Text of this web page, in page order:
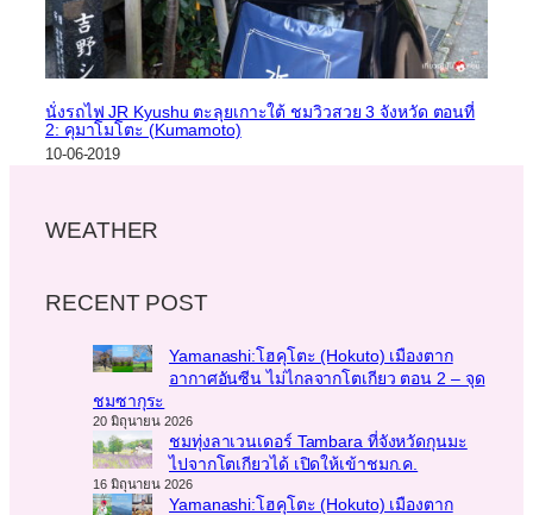
นั่งรถไฟ JR Kyushu ตะลุยเกาะใต้ ชมวิวสวย 3 จังหวัด ตอนที่
2: คุมาโมโตะ (Kumamoto)
10-06-2019
WEATHER
RECENT POST
Yamanashi:โฮคุโตะ (Hokuto) เมืองตาก
อากาศอันซีน ไม่ไกลจากโตเกียว ตอน 2 – จุด
ชมซากุระ
20 มิถุนายน 2026
ชมทุ่งลาเวนเดอร์ Tambara ที่จังหวัดกุนมะ
ไปจากโตเกียวได้ เปิดให้เข้าชมก.ค.
16 มิถุนายน 2026
Yamanashi:โฮคุโตะ (Hokuto) เมืองตาก